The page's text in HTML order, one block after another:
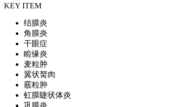
KEY ITEM
结膜炎
角膜炎
干眼症
睑缘炎
麦粒肿
翼状胬肉
霰粒肿
虹膜睫状体炎
巩膜炎